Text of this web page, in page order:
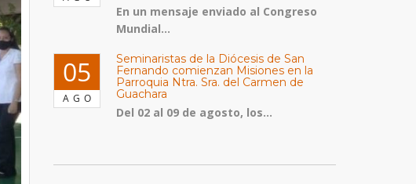
En un mensaje enviado al Congreso
Mundial...
05
AGO
Seminaristas de la Diócesis de San
Fernando comienzan Misiones en la
Parroquia Ntra. Sra. del Carmen de
Guachara
Del 02 al 09 de agosto, los...